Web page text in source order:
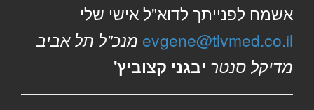
אשמח לפנייתך לדוא"ל אישי שלי
evgene@tlvmed.co.il מנכ"ל תל אביב
מדיקל סנטר יבגני קצוביץ'